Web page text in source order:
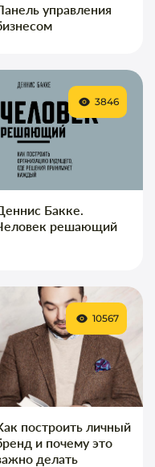
управления
Бакке.
решающий
3846
построить личный
и почему это
делать
10567